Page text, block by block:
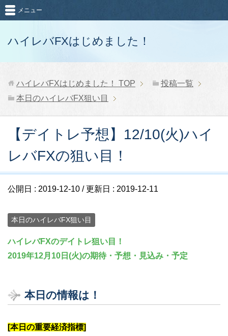
ハイレバFXはじめました！
メニュー
ハイレバFXはじめました！ TOP
投稿一覧
本日のハイレバFX狙い目
【デイトレ予想】12/10(火)ハイ
レバFXの狙い目！
公開日 : 2019-12-10 / 更新日 : 2019-12-11
本日のハイレバFX狙い目
ハイレバFXのデイトレ狙い目！
2019年12月10日(火)の期待・予想・見込み・予定
本日の情報は！
[本日の重要経済指標]